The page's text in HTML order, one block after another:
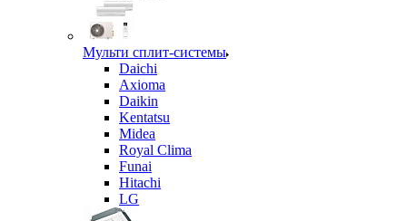
Мульти сплит-системы
Daichi
Axioma
Daikin
Kentatsu
Midea
Royal Clima
Funai
Hitachi
LG